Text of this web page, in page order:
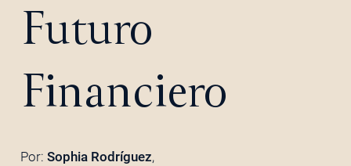
Futuro
Financiero
Por: Sophia Rodríguez,